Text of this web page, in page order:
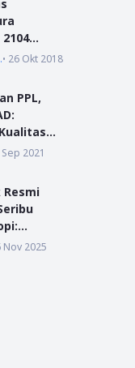
26 Okt 2018
PPL,
2021
Nov 2025